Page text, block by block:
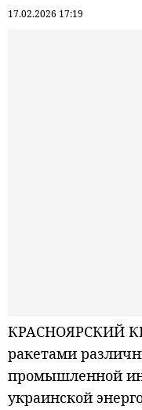
17.02.2026 17:19
КРАСНОЯРСКИЙ
ракетами
промышленной
украинской